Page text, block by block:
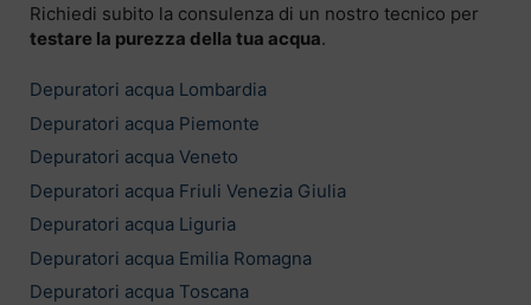
Richiedi subito la consulenza di un nostro tecnico per
testare la purezza della tua acqua.
Depuratori acqua Lombardia
Depuratori acqua Piemonte
Depuratori acqua Veneto
Depuratori acqua Friuli Venezia Giulia
Depuratori acqua Liguria
Depuratori acqua Emilia Romagna
Depuratori acqua Toscana